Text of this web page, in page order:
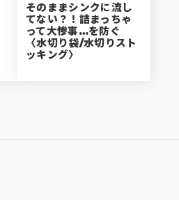
そのままシンクに流し
てない？！詰まっちゃ
って大惨事…を防ぐ
〈水切り袋/水切りスト
ッキング〉